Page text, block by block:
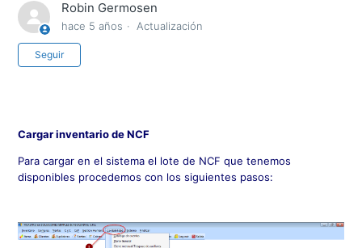
Robin Germosen
hace 5 años Actualización
Seguir
Cargar inventario de NCF
Para cargar en el sistema el lote de NCF que tenemos
disponibles procedemos con los siguientes pasos: